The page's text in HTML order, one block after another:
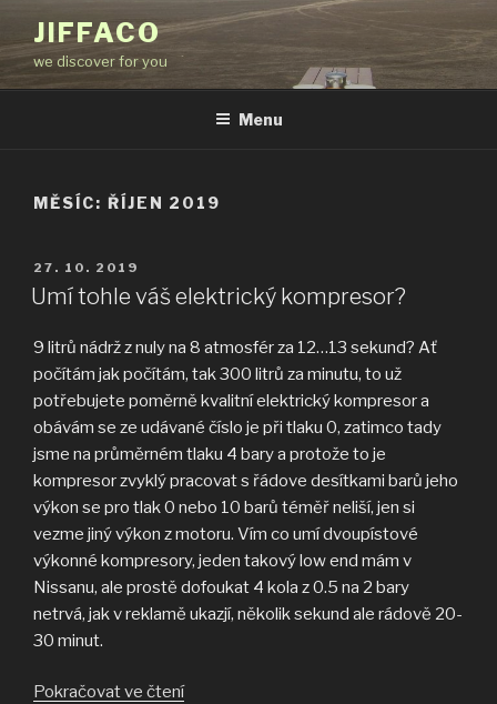
obsahu
webu
JIFFACO
we discover for you
Menu
MĚSÍC: ŘÍJEN 2019
PUBLIKOVÁNO
27. 10. 2019
Umí tohle váš elektrický kompresor?
9 litrů nádrž z nuly na 8 atmosfér za 12…13 sekund? Ať
počítám jak počítám, tak 300 litrů za minutu, to už
potřebujete poměrně kvalitní elektrický kompresor a
obávám se ze udávané číslo je při tlaku 0, zatimco tady
jsme na průměrném tlaku 4 bary a protože to je
kompresor zvyklý pracovat s řádove desítkami barů jeho
výkon se pro tlak 0 nebo 10 barů téměř neliší, jen si
vezme jiný výkon z motoru. Vím co umí dvoupístové
výkonné kompresory, jeden takový low end mám v
Nissanu, ale prostě dofoukat 4 kola z 0.5 na 2 bary
netrvá, jak v reklamě ukazjí, několik sekund ale rádově 20-
30 minut.
Pokračovat ve čtení„Umí